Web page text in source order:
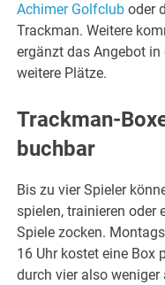
Achimer Golfclub oder
Trackman. Weitere
ergänzt das Angebot
weitere Plätze.
Trackman-
buchbar
Bis zu vier Spieler
spielen, trainieren oder
Spiele zocken.
16 Uhr kostet eine Box
durch vier also weniger